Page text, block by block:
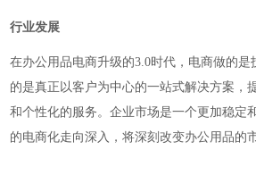
行业发展
在办公用品电商升级的3.0时代，电商做的是
的是真正以客户为中心的一站式解决方案，
和个性化的服务。企业市场是一个更加稳定
的电商化走向深入，将深刻改变办公用品的